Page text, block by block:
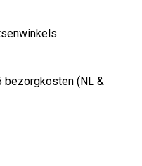
bezorgkosten (NL &